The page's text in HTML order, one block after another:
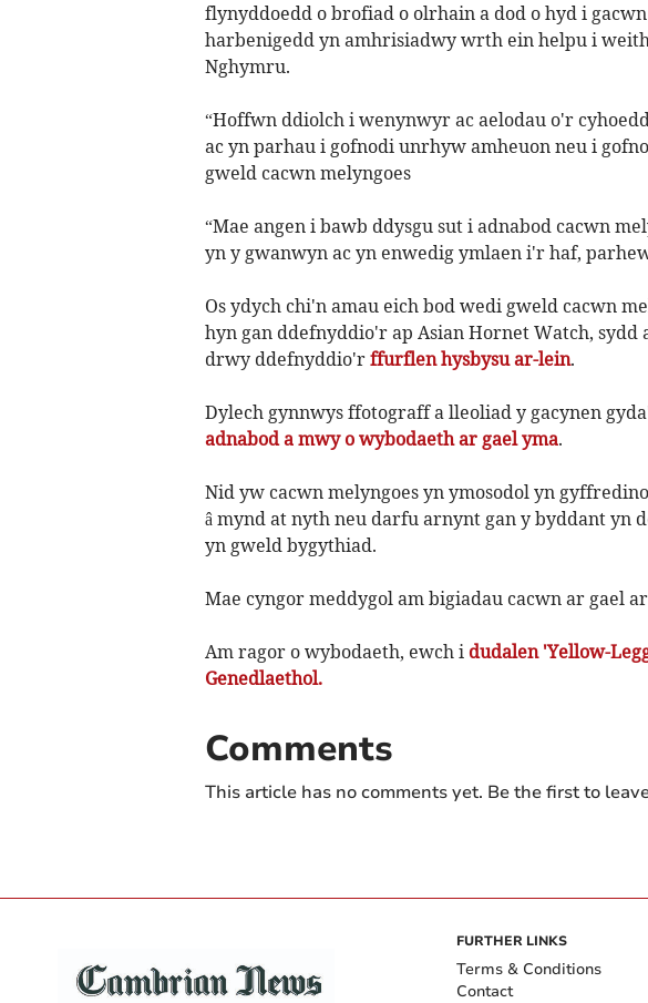
flynyddoedd o brofiad o olrhain a dod o hyd i
harbenigedd yn amhrisiadwy wrth ein helpu i
Nghymru.
“Hoffwn ddiolch i wenynwyr ac aelodau o'r
ac yn parhau i gofnodi unrhyw amheuon neu i
gweld cacwn melyngoes
“Mae angen i bawb ddysgu sut i adnabod cacwn
yn y gwanwyn ac yn enwedig ymlaen i'r haf,
Os ydych chi'n amau eich bod wedi gweld cacwn
hyn gan ddefnyddio'r ap Asian Hornet Watch, sydd
drwy ddefnyddio'r ffurflen hysbysu ar-lein.
Dylech gynnwys ffotograff a lleoliad y gacynen
adnabod a mwy o wybodaeth ar gael yma.
Nid yw cacwn melyngoes yn ymosodol yn
â mynd at nyth neu darfu arnynt gan y byddant yn
yn gweld bygythiad.
Mae cyngor meddygol am bigiadau cacwn ar gael ar
Am ragor o wybodaeth, ewch i dudalen 'Yellow-
Genedlaethol.
Comments
This article has no comments yet. Be the first to
FURTHER LINKS
Terms & Conditions
Contact